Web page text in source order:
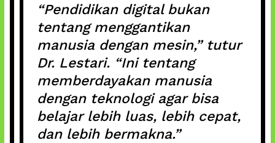
“Pendidikan digital bukan
tentang menggantikan
manusia dengan mesin,” tutur
Dr. Lestari. “Ini tentang
memberdayakan manusia
dengan teknologi agar bisa
belajar lebih luas, lebih cepat,
dan lebih bermakna.”